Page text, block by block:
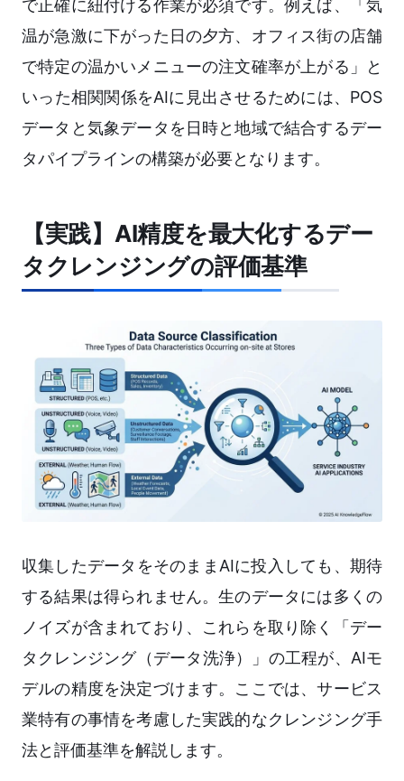
で正確に紐付ける作業が必須です。例えば、「気
温が急激に下がった日の夕方、オフィス街の店舗
で特定の温かいメニューの注文確率が上がる」と
いった相関関係をAIに見出させるためには、POS
データと気象データを日時と地域で結合するデー
タパイプラインの構築が必要となります。
【実践】AI精度を最大化するデー
タクレンジングの評価基準
収集したデータをそのままAIに投入しても、期待
する結果は得られません。生のデータには多くの
ノイズが含まれており、これらを取り除く「デー
タクレンジング（データ洗浄）」の工程が、AIモ
デルの精度を決定づけます。ここでは、サービス
業特有の事情を考慮した実践的なクレンジング手
法と評価基準を解説します。